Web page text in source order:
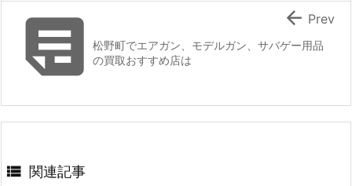
松野町でエアガン、モデルガン、サバゲー用品
の買取おすすめ店は
 Prev
 関連記事